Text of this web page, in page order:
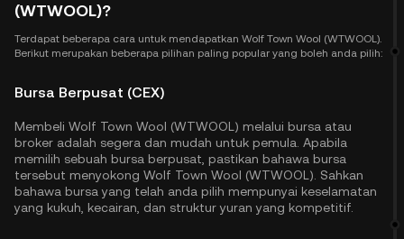
(WTWOOL)?
Terdapat beberapa cara untuk mendapatkan Wolf Town Wool (WTWOOL).
Berikut merupakan beberapa pilihan paling popular yang boleh anda pilih:
Bursa Berpusat (CEX)
Membeli Wolf Town Wool (WTWOOL) melalui bursa atau
broker adalah segera dan mudah untuk pemula. Apabila
memilih sebuah bursa berpusat, pastikan bahawa bursa
tersebut menyokong Wolf Town Wool (WTWOOL). Sahkan
bahawa bursa yang telah anda pilih mempunyai keselamatan
yang kukuh, kecairan, dan struktur yuran yang kompetitif.